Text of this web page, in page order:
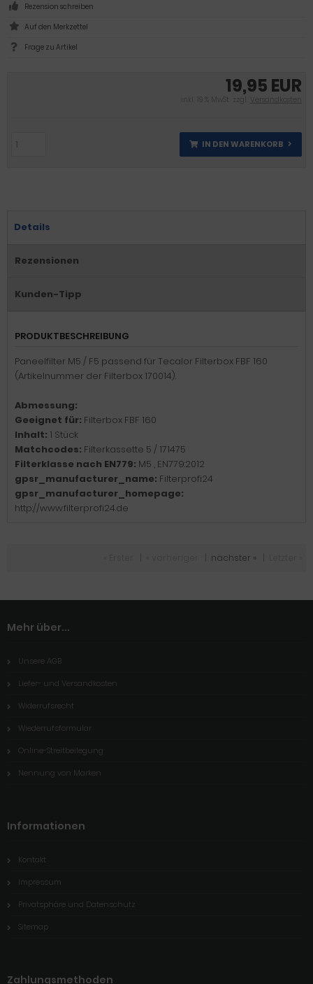
19,95 EUR
inkl. 19 % MwSt. zzgl. Versandkosten
IN DEN WARENKORB
Rezension schreiben
Frage zu Artikel
Details
Rezensionen
Kunden-Tipp
PRODUKTBESCHREIBUNG
Paneelfilter M5 / F5 passend für Tecalor Filterbox FBF 160
(Artikelnummer der Filterbox 170014).
Abmessung:
Geeignet für: Filterbox FBF 160
Inhalt: 1 Stück
Matchcodes: Filterkassette 5 / 171475
Filterklasse nach EN779: M5 , EN779:2012
gpsr_manufacturer_name: Filterprofi24
gpsr_manufacturer_homepage:
http://www.filterprofi24.de
nächster »
Mehr über...
Unsere AGB
Liefer- und Versandkosten
Widerrufsrecht
Wiederrufsformular
Online-Streitbeilegung
Nennung von Marken
Informationen
Kontakt
Impressum
Privatsphäre und Datenschutz
Sitemap
Zahlungsmethoden